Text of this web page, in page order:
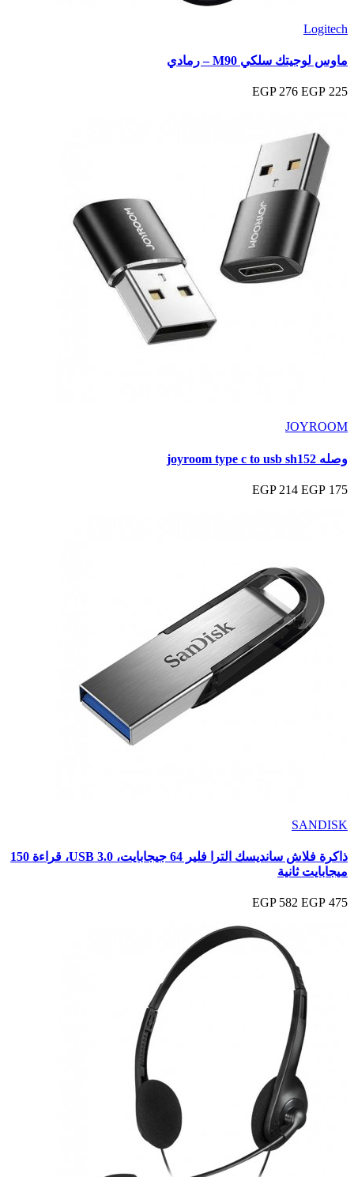
Logitech
ماوس لوجيتك سلكي M90 – رمادي
225 EGP
276 EGP
JOYROOM
وصله joyroom type c to usb sh152
175 EGP
214 EGP
SANDISK
ذاكرة فلاش سانديسك الترا فلير 64 جيجابايت، USB 3.0، قراءة 150
ميجابايت ثانية
475 EGP
582 EGP